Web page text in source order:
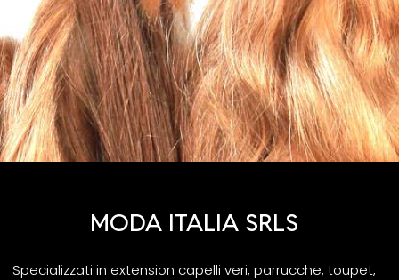
MODA ITALIA SRLS
Specializzati in extension capelli veri, parrucche, toupet,